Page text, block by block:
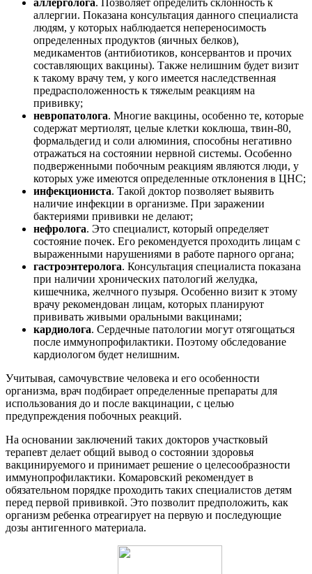
аллергии. Показана консультация данного специалиста
людям, у которых наблюдается непереносимость
определенных продуктов (яичных белков),
медикаментов (антибиотиков, консервантов и прочих
составляющих вакцины). Также нелишним будет визит
к такому врачу тем, у кого имеется наследственная
предрасположенность к тяжелым реакциям на
прививку;
невропатолога. Многие вакцины, особенно те, которые
содержат мертиолят, целые клетки коклюша, твин-80,
формальдегид и соли алюминия, способны негативно
отражаться на состоянии нервной системы. Особенно
подверженными побочным реакциям являются люди, у
которых уже имеются определенные отклонения в ЦНС;
инфекциониста. Такой доктор позволяет выявить
наличие инфекции в организме. При заражении
бактериями прививки не делают;
нефролога. Это специалист, который определяет
состояние почек. Его рекомендуется проходить лицам с
выраженными нарушениями в работе парного органа;
гастроэнтеролога. Консультация специалиста показана
при наличии хронических патологий желудка,
кишечника, желчного пузыря. Особенно визит к этому
врачу рекомендован лицам, которых планируют
прививать живыми оральными вакцинами;
кардиолога. Сердечные патологии могут отягощаться
после иммунопрофилактики. Поэтому обследование
кардиологом будет нелишним.
Учитывая, самочувствие человека и его особенности
организма, врач подбирает определенные препараты для
использования до и после вакцинации, с целью
предупреждения побочных реакций.
На основании заключений таких докторов участковый
терапевт делает общий вывод о состоянии здоровья
вакцинируемого и принимает решение о целесообразности
иммунопрофилактики. Комаровский рекомендует в
обязательном порядке проходить таких специалистов детям
перед первой прививкой. Это позволит предположить, как
организм ребенка отреагирует на первую и последующие
дозы антигенного материала.